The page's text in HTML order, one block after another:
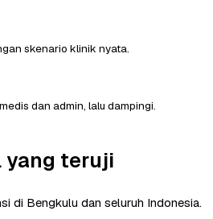
skenario klinik nyata.
dan admin, lalu dampingi.
yang teruji
di Bengkulu dan seluruh Indonesia.